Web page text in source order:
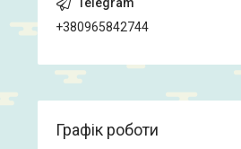
+380965842744
Графік роботи